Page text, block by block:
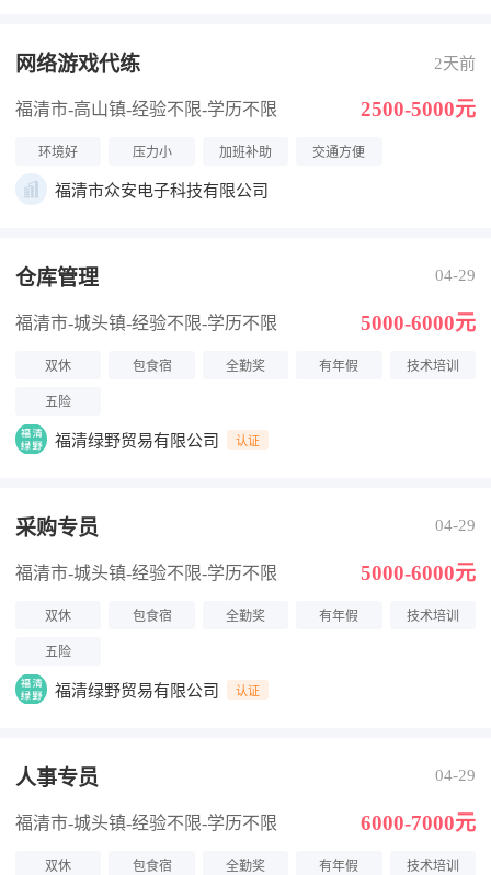
网络游戏代练 2天前
福清市-高山镇-经验不限-学历不限 2500-5000元
环境好 压力小 加班补助 交通方便
福清市众安电子科技有限公司
仓库管理 04-29
福清市-城头镇-经验不限-学历不限 5000-6000元
双休 包食宿 全勤奖 有年假 技术培训
五险
福清绿野贸易有限公司 认证
采购专员 04-29
福清市-城头镇-经验不限-学历不限 5000-6000元
双休 包食宿 全勤奖 有年假 技术培训
五险
福清绿野贸易有限公司 认证
人事专员 04-29
福清市-城头镇-经验不限-学历不限 6000-7000元
双休 包食宿 全勤奖 有年假 技术培训